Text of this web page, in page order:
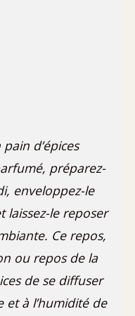
d’épices
préparez-
enveloppez-le
laissez-le reposer
Ce repos,
ou repos de la
de se diffuser
à l’humidité de